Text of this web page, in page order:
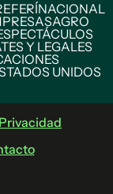
NACIONAL
AGRO
Y LEGALES
UNIDOS